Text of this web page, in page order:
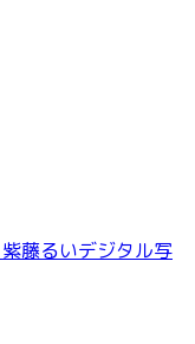
藤るいデジタル写